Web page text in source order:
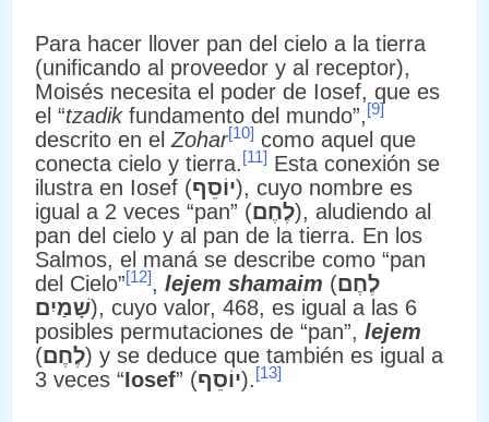
Para hacer llover pan del cielo a la tierra
(unificando al proveedor y al receptor),
Moisés necesita el poder de Iosef, que es
el “tzadikfundamento del mundo”,[9]
descrito en el Zohar[10] como aquel que
conecta cielo y tierra.[11] Esta conexión se
ilustra en Iosef (יוֹסֵף), cuyo nombre es
igual a 2 veces “pan” (לֶחֶם), aludiendo al
pan del cielo y al pan de la tierra. En los
Salmos, el maná se describe como “pan
del Cielo”[12], lejem shamaim (לֶחֶם
שָׁמַיִם), cuyo valor, 468, es igual a las 6
posibles permutaciones de “pan”, lejem
(לֶחֶם) y se deduce que también es igual a
3 veces “Iosef” (יוֹסֵף). [13]